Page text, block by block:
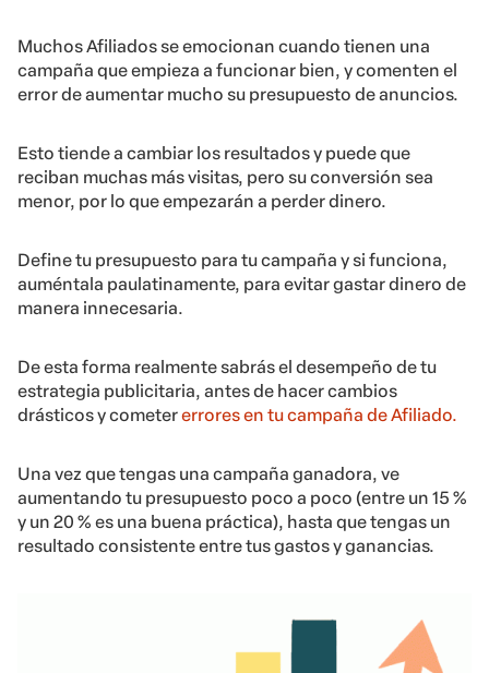
Muchos Afiliados se emocionan cuando tienen una
campaña que empieza a funcionar bien, y comenten el
error de aumentar mucho su presupuesto de anuncios.
Esto tiende a cambiar los resultados y puede que
reciban muchas más visitas, pero su conversión sea
menor, por lo que empezarán a perder dinero.
Define tu presupuesto para tu campaña y si funciona,
auméntala paulatinamente, para evitar gastar dinero de
manera innecesaria.
De esta forma realmente sabrás el desempeño de tu
estrategia publicitaria, antes de hacer cambios
drásticos y cometererrores en tu campaña de Afiliado.
Una vez que tengas una campaña ganadora, ve
aumentando tu presupuesto poco a poco (entre un 15 %
y un 20 % es una buena práctica), hasta que tengas un
resultado consistente entre tus gastos y ganancias.